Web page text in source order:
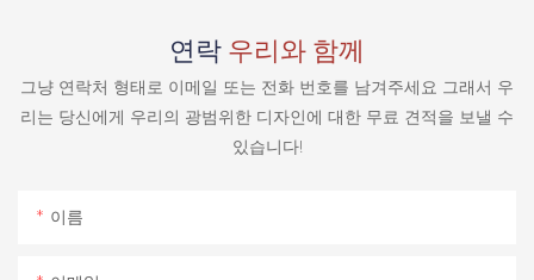
연락우리와 함께
그냥 연락처 형태로 이메일 또는 전화 번호를 남겨주세요 그래서 우
리는 당신에게 우리의 광범위한 디자인에 대한 무료 견적을 보낼 수
있습니다!
이름